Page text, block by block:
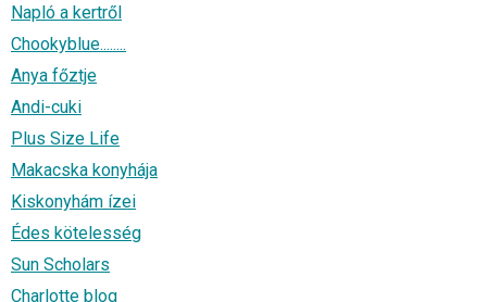
Napló a kertről
Chookyblue........
Anya főztje
Andi-cuki
Plus Size Life
Makacska konyhája
Kiskonyhám ízei
Édes kötelesség
Sun Scholars
Charlotte blog